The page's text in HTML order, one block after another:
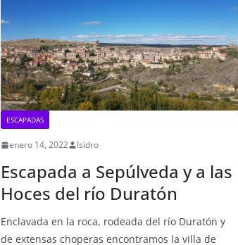
ESCAPADAS
enero 14, 2022 Isidro
Escapada a Sepúlveda y a las
Hoces del río Duratón
Enclavada en la roca, rodeada del río Duratón y
de extensas choperas encontramos la villa de